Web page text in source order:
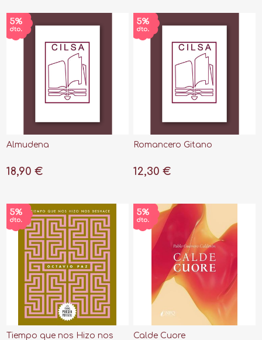
Almudena
18,90 €
Romancero Gitano
12,30 €
Tiempo que nos Hizo nos Calde Cuore